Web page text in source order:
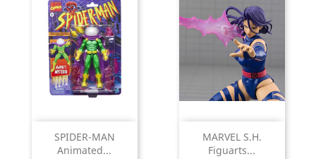
SPIDER-MAN
Animated...
MARVEL S.H.
Figuarts...